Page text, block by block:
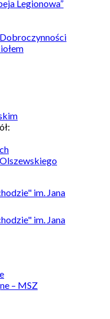
Legionowa”
– MSZ